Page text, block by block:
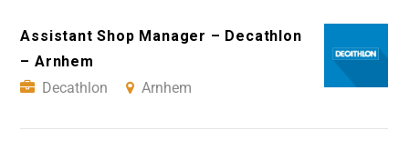
Assistant Shop Manager – Decathlon
– Arnhem
Decathlon
Arnhem